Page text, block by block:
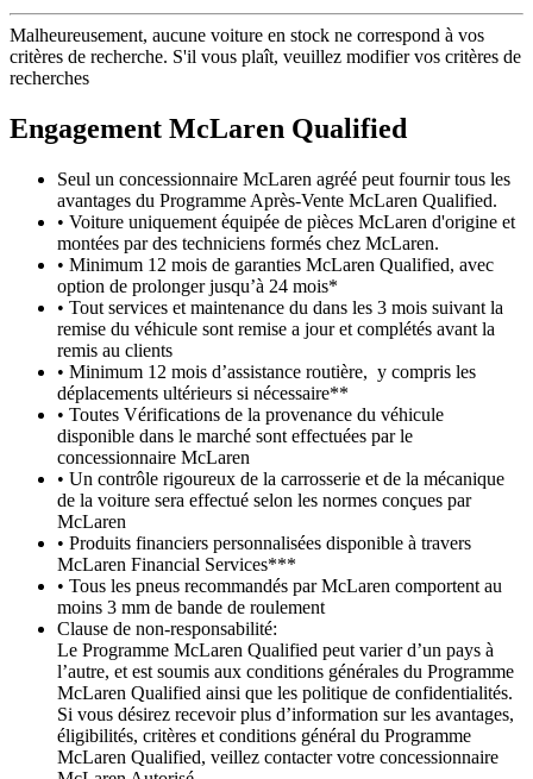
Malheureusement, aucune voiture en stock ne correspond à vos
critères de recherche. S'il vous plaît, veuillez modifier vos critères de
recherches
Engagement McLaren Qualified
Seul un concessionnaire McLaren agréé peut fournir tous les
avantages du Programme Après-Vente McLaren Qualified.
• Voiture uniquement équipée de pièces McLaren d'origine et
montées par des techniciens formés chez McLaren.
• Minimum 12 mois de garanties McLaren Qualified, avec
option de prolonger jusqu’à 24 mois*
• Tout services et maintenance du dans les 3 mois suivant la
remise du véhicule sont remise a jour et complétés avant la
remis au clients
• Minimum 12 mois d’assistance routière, y compris les
déplacements ultérieurs si nécessaire**
• Toutes Vérifications de la provenance du véhicule
disponible dans le marché sont effectuées par le
concessionnaire McLaren
• Un contrôle rigoureux de la carrosserie et de la mécanique
de la voiture sera effectué selon les normes conçues par
McLaren
• Produits financiers personnalisées disponible à travers
McLaren Financial Services***
• Tous les pneus recommandés par McLaren comportent au
moins 3 mm de bande de roulement
Clause de non-responsabilité:
Le Programme McLaren Qualified peut varier d’un pays à
l’autre, et est soumis aux conditions générales du Programme
McLaren Qualified ainsi que les politique de confidentialités.
Si vous désirez recevoir plus d’information sur les avantages,
éligibilités, critères et conditions général du Programme
McLaren Qualified, veillez contacter votre concessionnaire